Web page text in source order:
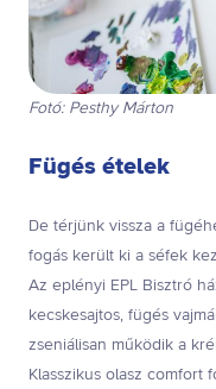
Fotó: Pesthy Márton
Fügés ételek
De térjünk vissza a
fogás került ki a séfek
Az eplényi EPL Bisztró
kecskesajtos, fügés
zseniálisan működik a
Klasszikus olasz comfort